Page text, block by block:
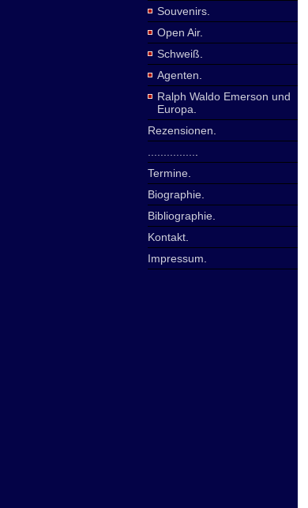
Souvenirs
Open Air.
Schweiß
Agenten
Ralph Waldo Emerson und
Europa
Rezensionen
Termine
Biographie
Bibliographie
Kontakt
Impressum